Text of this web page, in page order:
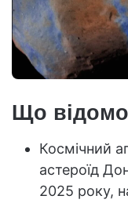
Що
Космічний
астероїд
2025 року,